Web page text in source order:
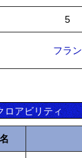
5
フラン
ロアビリティ